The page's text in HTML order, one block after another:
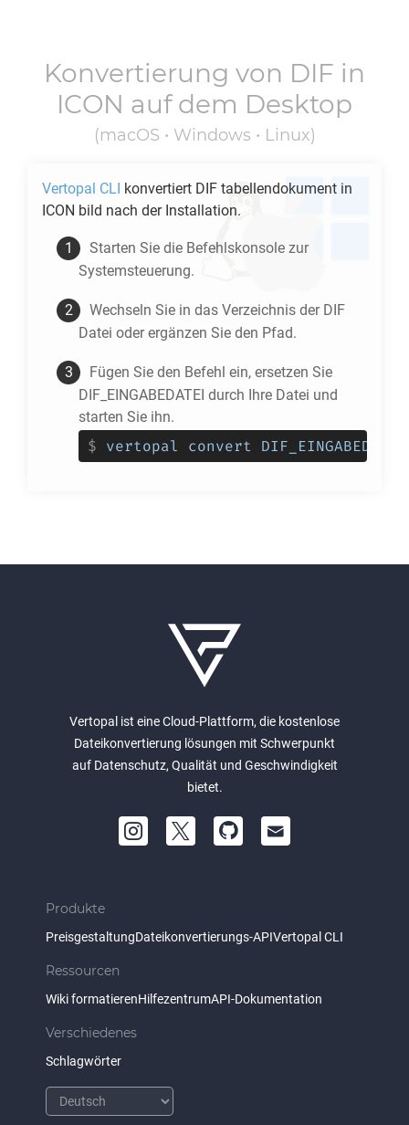
Konvertierung von DIF in
ICON auf dem Desktop
(macOS • Windows • Linux)
Vertopal CLI konvertiert DIF tabellendokument in
ICON bild nach der Installation.
Starten Sie die Befehlskonsole zur
Systemsteuerung.
Wechseln Sie in das Verzeichnis der DIF
Datei oder ergänzen Sie den Pfad.
Fügen Sie den Befehl ein, ersetzen Sie
DIF_EINGABEDATEI durch Ihre Datei und
starten Sie ihn.
$ vertopal convert
Vertopal ist eine Cloud-Plattform, die kostenlose
Dateikonvertierung lösungen mit Schwerpunkt
auf Datenschutz, Qualität und Geschwindigkeit
bietet.
Produkte
PreisgestaltungDateikonvertierungs-APIVertopal CLI
Ressourcen
Wiki formatierenHilfezentrumAPI-Dokumentation
Verschiedenes
Schlagwörter